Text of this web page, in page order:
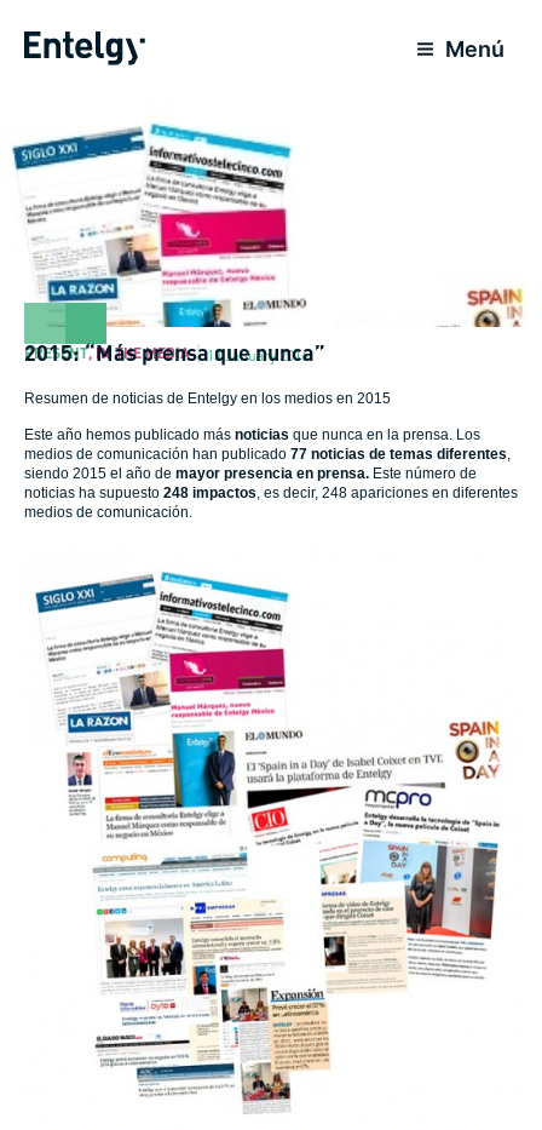
Menú
PRESENT,IN THE MEDIA 13 January 2016
2015: “Más prensa que nunca”
Resumen de noticias de Entelgy en los medios en 2015
Este año hemos publicado más noticias que nunca en la prensa. Los
medios de comunicación han publicado 77 noticias de temas diferentes
siendo 2015 el año de mayor presencia en prensa. Este número de
noticias ha supuesto 248 impactos , es decir, 248 apariciones en diferentes
medios de comunicación.